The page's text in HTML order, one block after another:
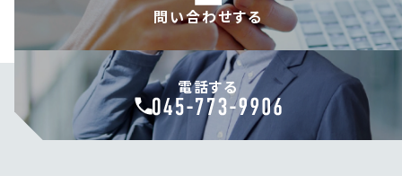
問い合わせする
電話する